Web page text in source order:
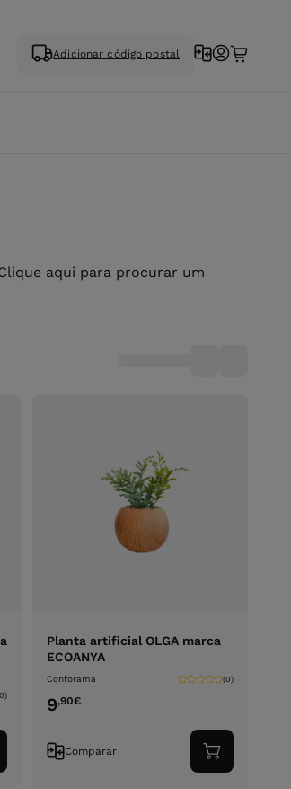
Adicionar código postal
aqui para procurar um
Planta artificial OLGA marca
ECOANYA
Conforama (0)
9,90€
Comparar
Adicionar
ao